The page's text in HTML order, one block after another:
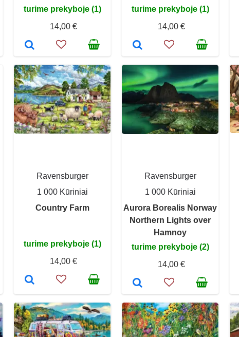
turime prekyboje (1)
14,00 €
turime prekyboje (1)
14,00 €
Ravensburger
1 000 Kūriniai
Country Farm
turime prekyboje (1)
14,00 €
Ravensburger
1 000 Kūriniai
Aurora Borealis Norway
Northern Lights over
Hamnoy
turime prekyboje (2)
14,00 €